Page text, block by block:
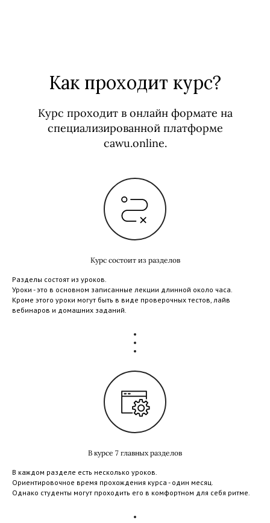
Как проходит курс?
Курс проходит в онлайн формате на
специализированной платформе
cawu.online.
Курс состоит из разделов
Разделы состоят из уроков.
Уроки - это в основном записанные лекции длинной около часа.
Кроме этого уроки могут быть в виде проверочных тестов, лайв
вебинаров и домашних заданий.
В курсе 7 главных разделов
В каждом разделе есть несколько уроков.
Ориентировочное время прохождения курса - один месяц.
Однако студенты могут проходить его в комфортном для себя ритме.